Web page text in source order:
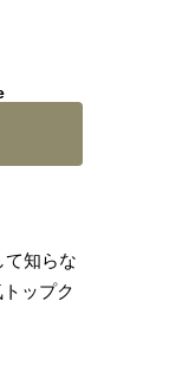
て知らな
ップク